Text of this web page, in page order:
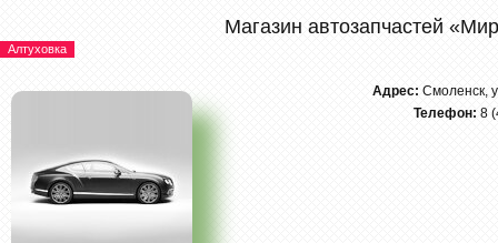
Магазин автозапчастей
Алтуховка
Адрес: Смоленск,
Телефон: 8